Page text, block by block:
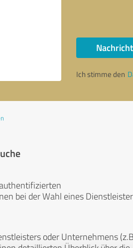
Ich stimme den
bei der Wahl eines
oder Unternehmens